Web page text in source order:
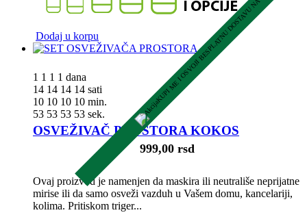
Dodaj u korpu KUPI ME I OSVOJI BESPLATNU DOSTAVU NA CELOM SHOPU
1 1 1 1 dana
14 14 14 14 sati
10 10 10 10 min.
52 52 52 52 sek.
OSVEŽIVAČ PROSTORA KOKOS
999,00 rsd
Ovaj proizvod je namenjen da maskira ili neutrališe neprijatne
mirise ili da samo osveži vazduh u Vašem domu, kancelariji,
kolima. Pritiskom triger...